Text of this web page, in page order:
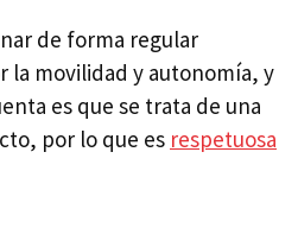
de forma regular
la movilidad y autonomía, y
es que se trata de una
por lo que es respetuosa